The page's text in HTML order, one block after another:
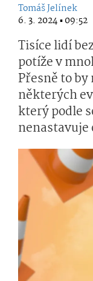
Tomáš Jelínek
6. 3. 2024 ▪ 09:52
Tisíce lidí
potíže v
Přesně to
některých
který podle
nenastavuje